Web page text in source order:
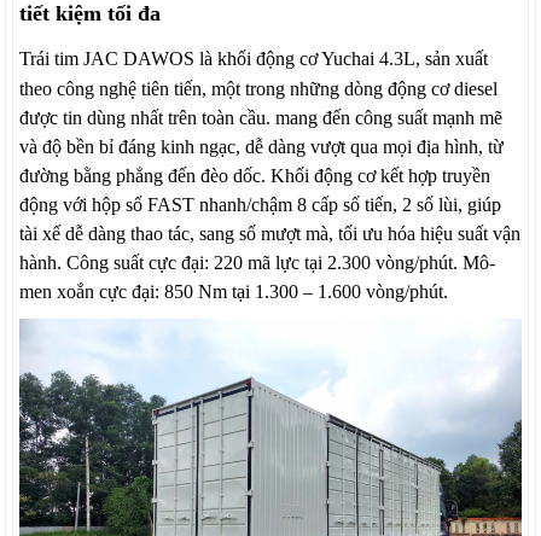
tiết kiệm tối đa
Trái tim JAC DAWOS là khối động cơ Yuchai 4.3L, sản xuất
theo công nghệ tiên tiến, một trong những dòng động cơ diesel
được tin dùng nhất trên toàn cầu. mang đến công suất mạnh mẽ
và độ bền bỉ đáng kinh ngạc, dễ dàng vượt qua mọi địa hình, từ
đường bằng phẳng đến đèo dốc. Khối động cơ kết hợp truyền
động với hộp số FAST nhanh/chậm 8 cấp số tiến, 2 số lùi, giúp
tài xế dễ dàng thao tác, sang số mượt mà, tối ưu hóa hiệu suất vận
hành. Công suất cực đại: 220 mã lực tại 2.300 vòng/phút. Mô-
men xoắn cực đại: 850 Nm tại 1.300 – 1.600 vòng/phút.